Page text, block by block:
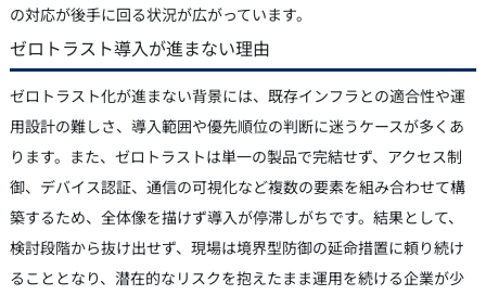
の対応が後手に回る状況が広がっています。
ゼロトラスト導入が進まない理由
ゼロトラスト化が進まない背景には、既存インフラとの適合性や運
用設計の難しさ、導入範囲や優先順位の判断に迷うケースが多くあ
ります。また、ゼロトラストは単一の製品で完結せず、アクセス制
御、デバイス認証、通信の可視化など複数の要素を組み合わせて構
築するため、全体像を描けず導入が停滞しがちです。結果として、
検討段階から抜け出せず、現場は境界型防御の延命措置に頼り続け
ることとなり、潜在的なリスクを抱えたまま運用を続ける企業が少